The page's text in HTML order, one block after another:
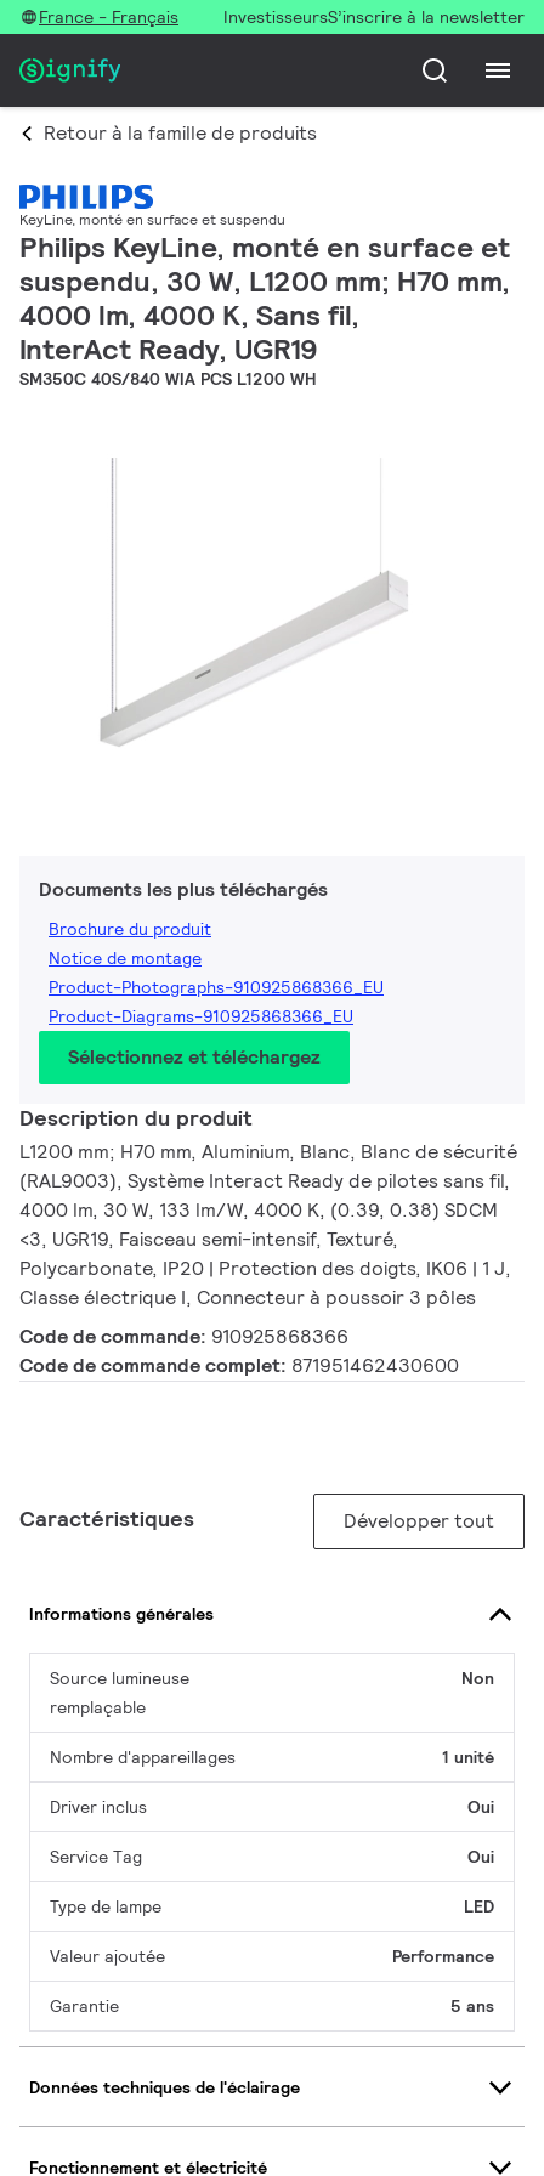
France - Français InvestisseursS’inscrire à la newsletter
Retour à la famille de produits
KeyLine, monté en surface et suspendu
Philips KeyLine, monté en surface et
suspendu, 30 W, L1200 mm; H70 mm,
4000 lm, 4000 K, Sans fil,
InterAct Ready, UGR19
SM350C 40S/840 WIA PCS L1200 WH
Documents les plus téléchargés
Brochure du produit
Notice de montage
Product-Photographs-910925868366_EU
Product-Diagrams-910925868366_EU
Sélectionnez et téléchargez
Description du produit
L1200 mm; H70 mm, Aluminium, Blanc, Blanc de sécurité
(RAL9003), Système Interact Ready de pilotes sans fil,
4000 lm, 30 W, 133 lm/W, 4000 K, (0.39, 0.38) SDCM
<3, UGR19, Faisceau semi-intensif, Texturé,
Polycarbonate, IP20 | Protection des doigts, IK06 | 1 J,
Classe électrique I, Connecteur à poussoir 3 pôles
Code de commande: 910925868366
Code de commande complet: 871951462430600
Caractéristiques Développer tout
Informations générales
Source lumineuse
remplaçable
Non
Nombre d'appareillages 1 unité
Driver inclus Oui
Service Tag Oui
Type de lampe LED
Valeur ajoutée Performance
Garantie 5 ans
Données techniques de l'éclairage
Fonctionnement et électricité